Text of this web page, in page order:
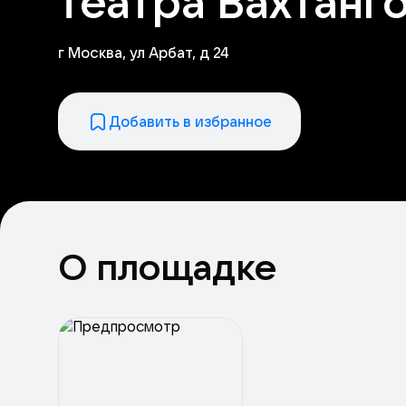
г Москва, ул Арбат, д 24
Добавить в избранное
О площадке